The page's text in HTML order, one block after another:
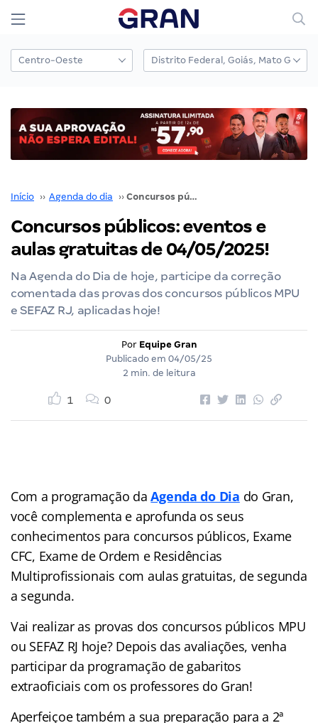
Início ›› Agenda do dia ›› Concursos públicos: eventos e aulas gratuitas de 04/05/2025!
Concursos públicos: eventos e
aulas gratuitas de 04/05/2025!
Na Agenda do Dia de hoje, participe da correção
comentada das provas dos concursos públicos MPU
e SEFAZ RJ, aplicadas hoje!
Por Equipe Gran
Publicado em 04/05/25
2 min. de leitura
1 0
Com a programação daAgenda do Dia do Gran,
você complementa e aprofunda os seus
conhecimentos para concursos públicos, Exame
CFC, Exame de Ordem e Residências
Multiprofissionais com aulas gratuitas, de segunda
a segunda.
Vai realizar as provas dos concursos públicos MPU
ou SEFAZ RJ hoje? Depois das avaliações, venha
participar da programação de gabaritos
extraoficiais com os professores do Gran!
Aperfeiçoe também a sua preparação para a 2ª